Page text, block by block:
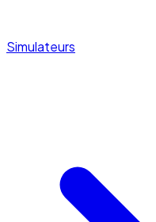
Simulateurs